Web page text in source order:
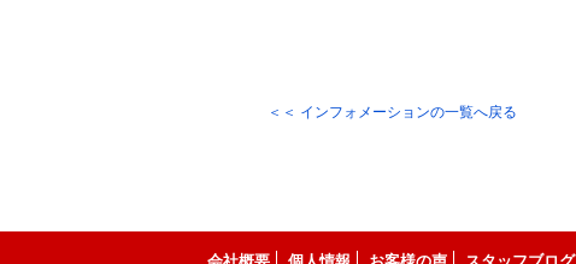
＜＜ インフォメーションの一覧へ戻る